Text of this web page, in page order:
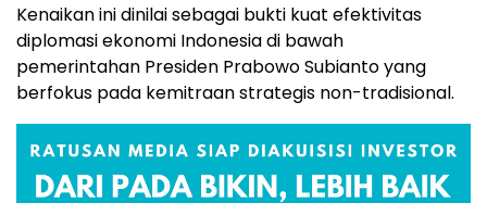
Kenaikan ini dinilai sebagai bukti kuat efektivitas
diplomasi ekonomi Indonesia di bawah
pemerintahan Presiden Prabowo Subianto yang
berfokus pada kemitraan strategis non-tradisional.